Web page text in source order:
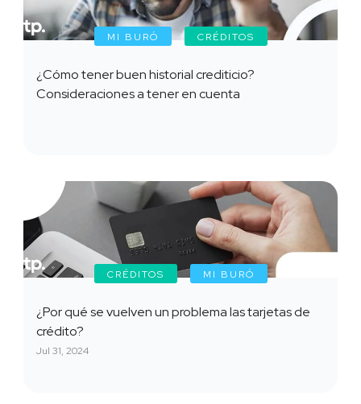
MI BURÓ CRÉDITOS
¿Cómo tener buen historial crediticio?
Consideraciones a tener en cuenta
CRÉDITOS MI BURÓ
¿Por qué se vuelven un problema las tarjetas de
crédito?
Jul 31, 2024